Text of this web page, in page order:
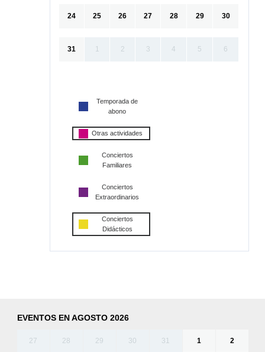
24 25 26 27 28 29 30
31 1 2 3 4 5 6
Temporada de
abono
Otras actividades
Conciertos
Familiares
Conciertos
Extraordinarios
Conciertos
Didácticos
EVENTOS EN AGOSTO 2026
27 28 29 30 31 1 2